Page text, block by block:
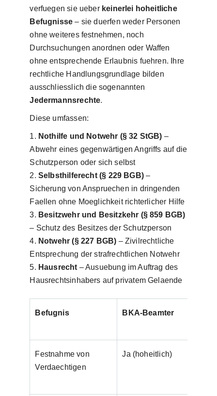
verfuegen sie ueber keinerlei hoheitliche
Befugnisse – sie duerfen weder Personen
ohne weiteres festnehmen, noch
Durchsuchungen anordnen oder Waffen
ohne entsprechende Erlaubnis fuehren. Ihre
rechtliche Handlungsgrundlage bilden
ausschliesslich die sogenannten
Jedermannsrechte.
Diese umfassen:
Nothilfe und Notwehr (§ 32 StGB) –
Abwehr eines gegenwärtigen Angriffs auf die
Schutzperson oder sich selbst
Selbsthilferecht (§ 229 BGB)–
Sicherung von Anspruechen in dringenden
Faellen ohne Moeglichkeit richterlicher Hilfe
Besitzwehr und Besitzkehr (§ 859 BGB)
– Schutz des Besitzes der Schutzperson
Notwehr (§ 227 BGB) – Zivilrechtliche
Entsprechung der strafrechtlichen Notwehr
Hausrecht – Ausuebung im Auftrag des
Hausrechtsinhabers auf privatem Gelaende
Befugnis BKA-Beamter
Festnahme von
Verdaechtigen
Ja (hoheitlich)